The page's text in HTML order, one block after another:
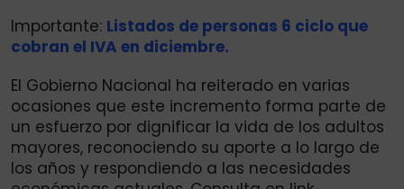
Importante: Listados de personas 6 ciclo que
cobran el IVA en diciembre.
El Gobierno Nacional ha reiterado en varias
ocasiones que este incremento forma parte de
un esfuerzo por dignificar la vida de los adultos
mayores, reconociendo su aporte a lo largo de
los años y respondiendo a las necesidades